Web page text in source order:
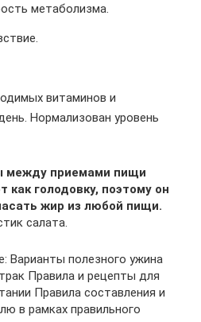
метаболизма.
витаминов и
Нормализован уровень
между приемами пищи
как голодовку, поэтому он
жир из любой пищи.
салата.
Варианты полезного ужина
Правила и рецепты для
Правила составления и
в рамках правильного